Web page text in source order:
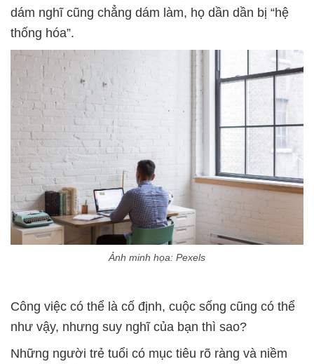
dám nghĩ cũng chẳng dám làm, họ dần dần bị “hệ
thống hóa”.
Ảnh minh họa: Pexels
Công việc có thể là cố định, cuộc sống cũng có thể
như vậy, nhưng suy nghĩ của bạn thì sao?
Những người trẻ tuổi có mục tiêu rõ ràng và niềm